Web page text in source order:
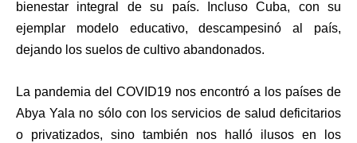
bienestar integral de su país. Incluso Cuba, con su
ejemplar modelo educativo, descampesinó al país,
dejando los suelos de cultivo abandonados.
La pandemia del COVID19 nos encontró a los países de
Abya Yala no sólo con los servicios de salud deficitarios
o privatizados, sino también nos halló ilusos en los